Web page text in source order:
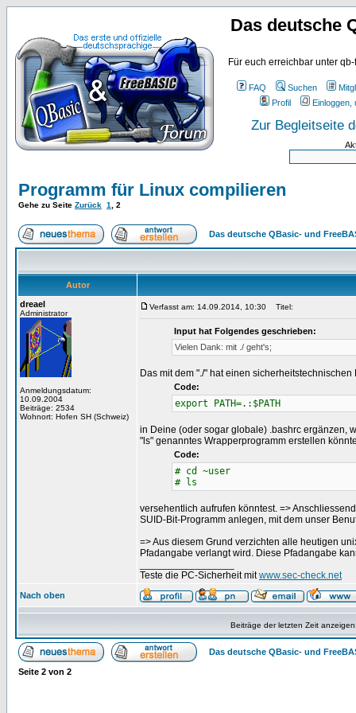
Das deutsche
Für euch erreichbar unter
FAQ Suchen
Profil
Einloggen,
Zur Begleitseite
Programm für Linux compilieren
Gehe zu Seite Zurück 1 2
Das deutsche QBasic- und
Autor
dreael
Administrator
Anmeldungsdatum:
10.09.2004
Beiträge: 2534
Wohnort: Hofen SH (Schweiz)
Verfasst am: 14.09.2014, 10:30 Titel:
Input hat Folgendes geschrieben:
Vielen Dank: mit ./ geht's;
Das mit dem "./" hat einen
Code:
export PATH=.:$PATH
in Deine (oder sogar globale) .bashrc ergänzen,
"ls" genanntes Wrapperprogramm erstellen
Code:
# cd ~user
# ls
versehentlich aufrufen könntest. =>
SUID-Bit-Programm anlegen, mit dem unser
=> Aus diesem Grund verzichten alle heutigen
Pfadangabe verlangt wird. Diese Pfadangabe
Teste die PC-Sicherheit mitwww.sec-check.net
Nach oben
Beiträge der letzten Zeit
Das deutsche QBasic- und
Seite 2 von 2